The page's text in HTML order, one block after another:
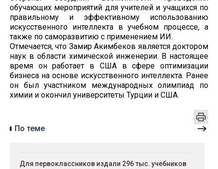
обучающих мероприятий для учителей и учащихся по
правильному и эффективному использованию
искусственного интеллекта в учебном процессе, а
также по саморазвитию с применением ИИ.
Отмечается, что Замир Акимбеков является доктором
наук в области химической инженерии. В настоящее
время он работает в США в сфере оптимизации
бизнеса на основе искусственного интеллекта. Ранее
он был участником международных олимпиад по
химии и окончил университеты Турции и США.
По теме
Для первоклассников издали 296 тыс. учебников